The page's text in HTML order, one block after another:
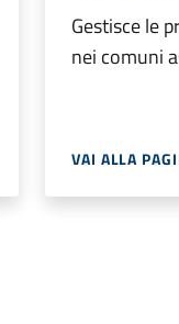
Gestisce le
nei comuni
VAI ALLA